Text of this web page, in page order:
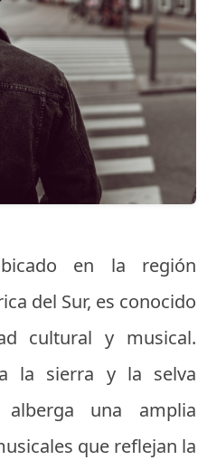
en la región
del Sur, es conocido
cultural y musical.
la sierra y la selva
alberga una amplia
que reflejan la